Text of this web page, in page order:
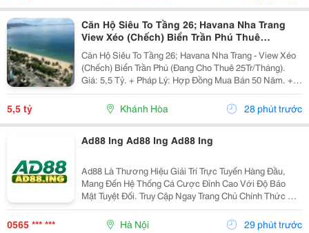
Căn Hộ Siêu To Tầng 26; Havana Nha Trang
View Xéo (Chếch) Biển Trần Phú Thuê
25Tr/Tháng 5,5 Tỷ
Căn Hộ Siêu To Tầng 26; Havana Nha Trang - View Xéo
(Chếch) Biển Trần Phú (Đang Cho Thuê 25Tr/Tháng).
Giá: 5,5 Tỷ. + Pháp Lý: Hợp Đồng Mua Bán 50 Năm. +
Toạ Lạc: 38 Trần Phú, P Lộc Thọ, Tp Nha Trang, Tỉnh
Khánh Hoà. + Diện Tích: 160M&Sup2; Tầng 26 /...
5,5 tỷ Khánh Hòa 28 phút trước
Ad88 Ing Ad88 Ing Ad88 Ing
Ad88 Là Thương Hiệu Giải Trí Trực Tuyến Hàng Đầu,
Mang Đến Hệ Thống Cá Cược Đỉnh Cao Với Độ Bảo
Mật Tuyệt Đối. Truy Cập Ngay Trang Chủ Chính Thức Để
Trải Nghiệm Kho Game Đa Dạng, Tỷ Lệ Đổi Thưởng
Cực Khủng Cùng Hàng Ngàn Ưu Đãi Hấp Dẫn Mỗi Ngày.
0565 *** *** Hà Nội 29 phút trước